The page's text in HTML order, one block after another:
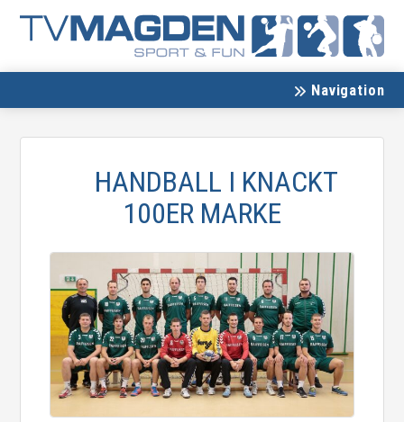
Navigation
HANDBALL I KNACKT
100ER MARKE